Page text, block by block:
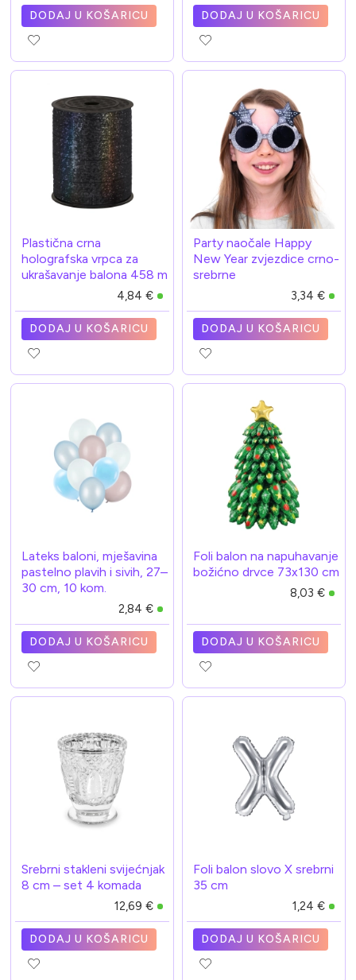
DODAJ U KOŠARICU DODAJ U KOŠARICU
Plastična crna
holografska vrpca za
ukrašavanje balona 458 m
4,84 €
DODAJ U KOŠARICU
Party naočale Happy
New Year zvjezdice crno-
srebrne
3,34 €
DODAJ U KOŠARICU
Lateks baloni, mješavina
pastelno plavih i sivih, 27–
30 cm, 10 kom.
2,84 €
DODAJ U KOŠARICU
Foli balon na napuhavanje
božićno drvce 73x130 cm
8,03 €
DODAJ U KOŠARICU
Srebrni stakleni svijećnjak
8 cm – set 4 komada
12,69 €
DODAJ U KOŠARICU
Foli balon slovo X srebrni
35 cm
1,24 €
DODAJ U KOŠARICU